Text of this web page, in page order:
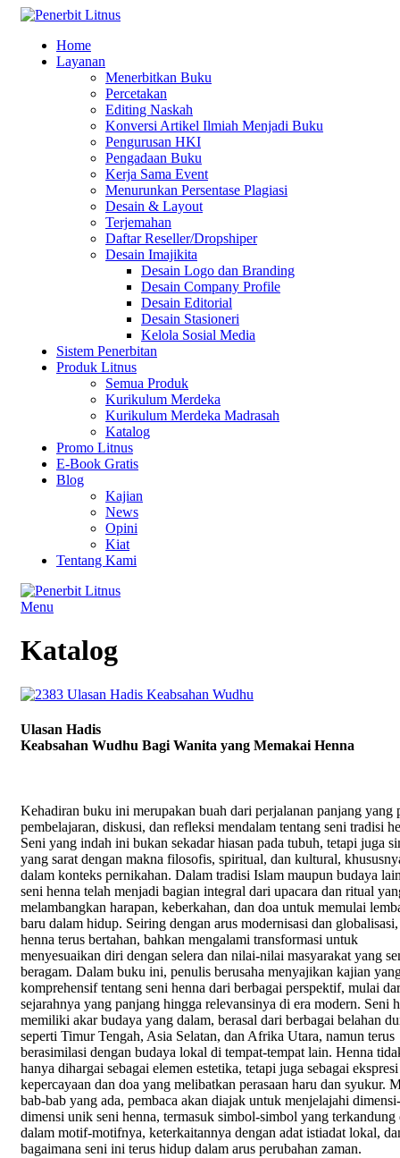
Home
Layanan
Menerbitkan Buku
Percetakan
Editing Naskah
Konversi Artikel Ilmiah Menjadi Buku
Pengurusan HKI
Pengadaan Buku
Kerja Sama Event
Menurunkan Persentase Plagiasi
Desain & Layout
Terjemahan
Daftar Reseller/Dropshiper
Desain Imajikita
Desain Logo dan Branding
Desain Company Profile
Desain Editorial
Desain Stasioneri
Kelola Sosial Media
Sistem Penerbitan
Produk Litnus
Semua Produk
Kurikulum Merdeka
Kurikulum Merdeka Madrasah
Katalog
Promo Litnus
E-Book Gratis
Blog
Kajian
News
Opini
Kiat
Tentang Kami
Menu
Katalog
Ulasan Hadis
Keabsahan Wudhu Bagi Wanita yang Memakai Henna
Kehadiran buku ini merupakan buah dari perjalanan panjang yang
pembelajaran, diskusi, dan refleksi mendalam tentang seni tradisi
Seni yang indah ini bukan sekadar hiasan pada tubuh, tetapi juga
yang sarat dengan makna filosofis, spiritual, dan kultural,
dalam konteks pernikahan. Dalam tradisi Islam maupun budaya
seni henna telah menjadi bagian integral dari upacara dan ritual
melambangkan harapan, keberkahan, dan doa untuk memulai
baru dalam hidup. Seiring dengan arus modernisasi dan
henna terus bertahan, bahkan mengalami transformasi untuk
menyesuaikan diri dengan selera dan nilai-nilai masyarakat yang
beragam. Dalam buku ini, penulis berusaha menyajikan kajian
komprehensif tentang seni henna dari berbagai perspektif, mulai
sejarahnya yang panjang hingga relevansinya di era modern. Seni
memiliki akar budaya yang dalam, berasal dari berbagai belahan
seperti Timur Tengah, Asia Selatan, dan Afrika Utara, namun terus
berasimilasi dengan budaya lokal di tempat-tempat lain. Henna
hanya dihargai sebagai elemen estetika, tetapi juga sebagai ekspresi
kepercayaan dan doa yang melibatkan perasaan haru dan syukur.
bab-bab yang ada, pembaca akan diajak untuk menjelajahi dimensi-
dimensi unik seni henna, termasuk simbol-simbol yang terkandung
dalam motif-motifnya, keterkaitannya dengan adat istiadat lokal,
bagaimana seni ini terus hidup dalam arus perubahan zaman.